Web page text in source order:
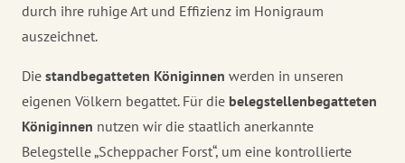
durch ihre ruhige Art und Effizienz im Honigraum
auszeichnet.
Die standbegatteten Königinnen werden in unseren
eigenen Völkern begattet. Für die belegstellenbegatteten
Königinnen nutzen wir die staatlich anerkannte
Belegstelle „Scheppacher Forst“, um eine kontrollierte